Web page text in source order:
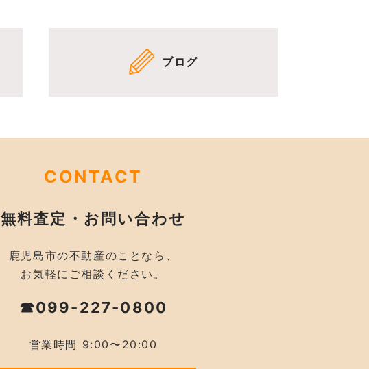
ブログ
CONTACT
無料査定・お問い合わせ
鹿児島市の不動産のことなら、
お気軽にご相談ください。
☎099-227-0800
営業時間 9:00〜20:00